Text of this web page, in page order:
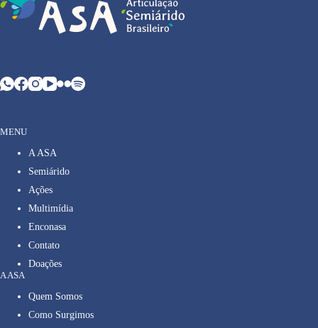
MENU
A ASA
Semiárido
Ações
Multimídia
Enconasa
Contato
Doações
A ASA
Quem Somos
Como Surgimos